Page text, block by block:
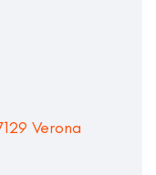
Verona